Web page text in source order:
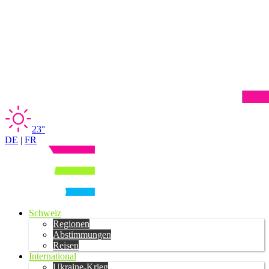
23°
DE | FR
Schweiz
Regionen
Abstimmungen
Reisen
International
Ukraine-Krieg